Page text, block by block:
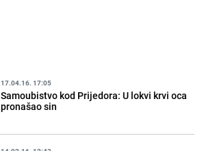
17.04.16. 17:05
Samoubistvo kod Prijedora: U lokvi krvi oca
pronašao sin